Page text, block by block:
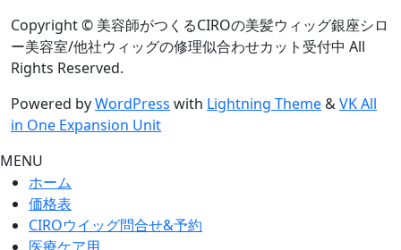
Copyright © 美容師がつくるCIROの美髪ウィッグ銀座シロ
ー美容室/他社ウィッグの修理似合わせカット受付中 All
Rights Reserved.
Powered byWordPress with Lightning Theme&VK All
in One Expansion Unit
MENU
ホーム
価格表
CIROウイッグ問合せ&予約